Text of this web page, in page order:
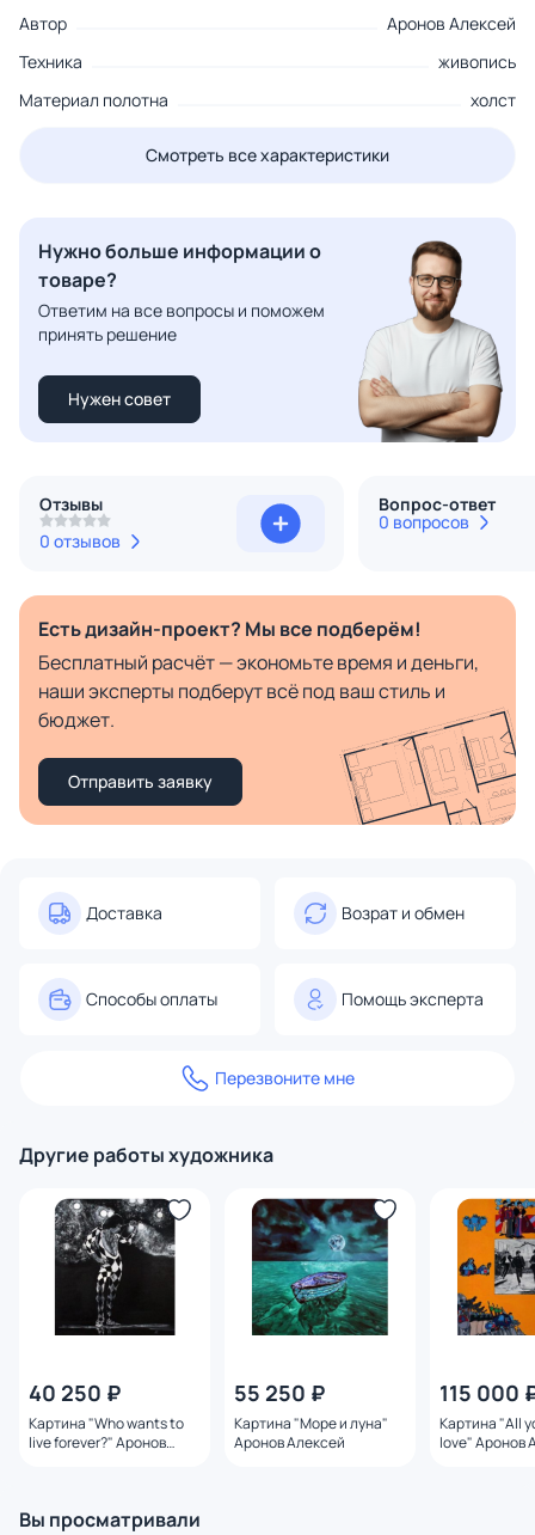
Автор
Аронов Алексей
Техника
живопись
Материал полотна
холст
Смотреть все характеристики
Нужно больше информации о
товаре?
Ответим на все вопросы и поможем
принять решение
Нужен совет
Отзывы
0 отзывов
Вопрос-ответ
0 вопросов
Есть дизайн-проект? Мы все подберём!
Бесплатный расчёт — экономьте время и деньги,
наши эксперты подберут всё под ваш стиль и
бюджет.
Отправить заявку
Доставка Возрат и обмен
Способы оплаты Помощь эксперта
Перезвоните мне
Другие работы художника
40 250 ₽
Картина "Who wants to
live forever?" Аронов
55 250 ₽
Картина "Море и луна"
Аронов Алексей
115 000
Картина "All
love" Аронов
Вы просматривали